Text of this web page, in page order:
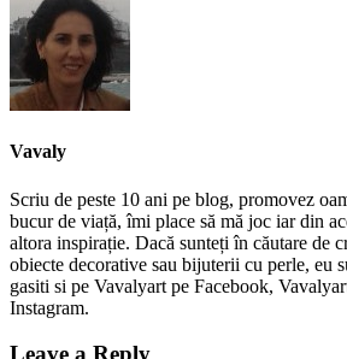
Vavaly
Scriu de peste 10 ani pe blog, promovez
bucur de viață, îmi place să mă joc iar din
altora inspirație. Dacă sunteți în căutare de
obiecte decorative sau bijuterii cu perle, eu
gasiti si pe Vavalyart pe Facebook,
Instagram.